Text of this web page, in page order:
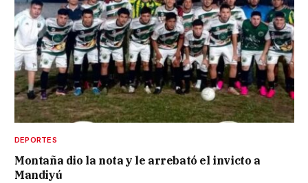
DEPORTES
Montaña dio la nota y le arrebató el invicto a
Mandiyú